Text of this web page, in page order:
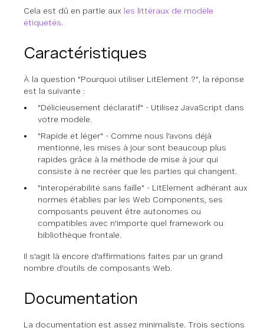
Cela est dû en partie aux les littéraux de modèle
étiquetés.
Caractéristiques
À la question "Pourquoi utiliser LitElement ?", la réponse
est la suivante :
"Délicieusement déclaratif" - Utilisez JavaScript dans
votre modèle.
"Rapide et léger" - Comme nous l'avons déjà
mentionné, les mises à jour sont beaucoup plus
rapides grâce à la méthode de mise à jour qui
consiste à ne recréer que les parties qui changent.
"Interopérabilité sans faille" - LitElement adhérant aux
normes établies par les Web Components, ses
composants peuvent être autonomes ou
compatibles avec n'importe quel framework ou
bibliothèque frontale.
Il s'agit là encore d'affirmations faites par un grand
nombre d'outils de composants Web.
Documentation
La documentation est assez minimaliste. Trois sections